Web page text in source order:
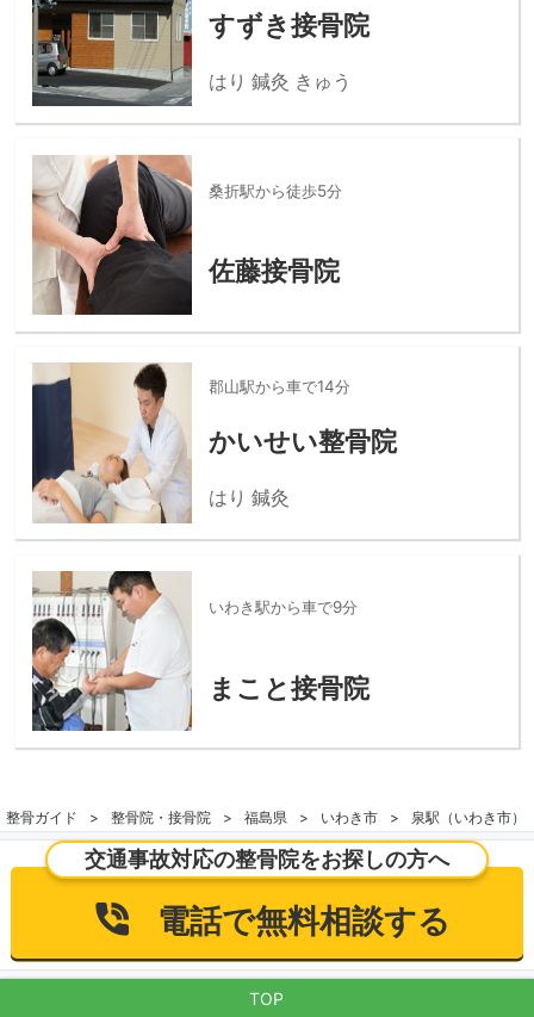
すずき接骨院
はり 鍼灸 きゅう
桑折駅から徒歩5分
佐藤接骨院
郡山駅から車で14分
かいせい整骨院
はり 鍼灸
いわき駅から車で9分
まこと接骨院
整骨ガイド 整骨院・接骨院 福島県 いわき市 泉駅（いわき市）
交通事故対応の整骨院をお探しの方へ
電話で無料相談する
TOP